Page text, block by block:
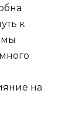
к
мы
на